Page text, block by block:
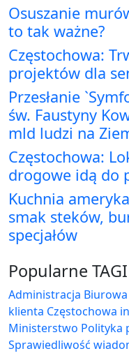
Osuszanie
to tak ważne?
Częstochowa:
projektów dla
Przesłanie
św. Faustyny
mld ludzi na
Częstochowa:
drogowe idą do
Kuchnia
smak steków,
specjałów
Popularne TAGI
Administracja Biurowa
klienta Częstochowa
Ministerstwo Polityka
Sprawiedliwość